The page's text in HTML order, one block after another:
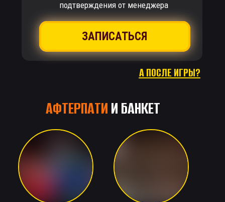
А ПОСЛЕИГРЫ?
ЗАПИСАТЬСЯ
подтверждения от менеджера
АФТЕРПАТИИ БАНКЕТ